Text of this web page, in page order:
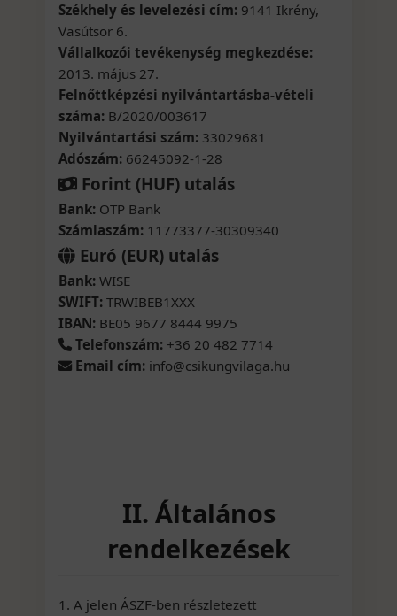
Székhely és levelezési cím: 9141 Ikrény,
Vasútsor 6.
Vállalkozói tevékenység megkezdése:
2013. május 27.
Felnőttképzési nyilvántartásba-vételi
száma: B/2020/003617
Nyilvántartási szám: 33029681
Adószám: 66245092-1-28
Forint (HUF) utalás
Bank: OTP Bank
Számlaszám: 11773377-30309340
Euró (EUR) utalás
Bank: WISE
SWIFT: TRWIBEB1XXX
IBAN: BE05 9677 8444 9975
Telefonszám: +36 20 482 7714
Email cím: info@csikungvilaga.hu
II. Általános
rendelkezések
1. A jelen ÁSZF-ben részletezett